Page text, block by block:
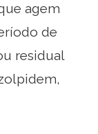
agem
de
residual